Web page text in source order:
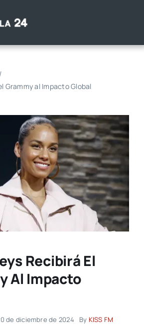
Grammy al Impacto Global
Recibirá El
Al Impacto
de diciembre de 2024 By KISS FM